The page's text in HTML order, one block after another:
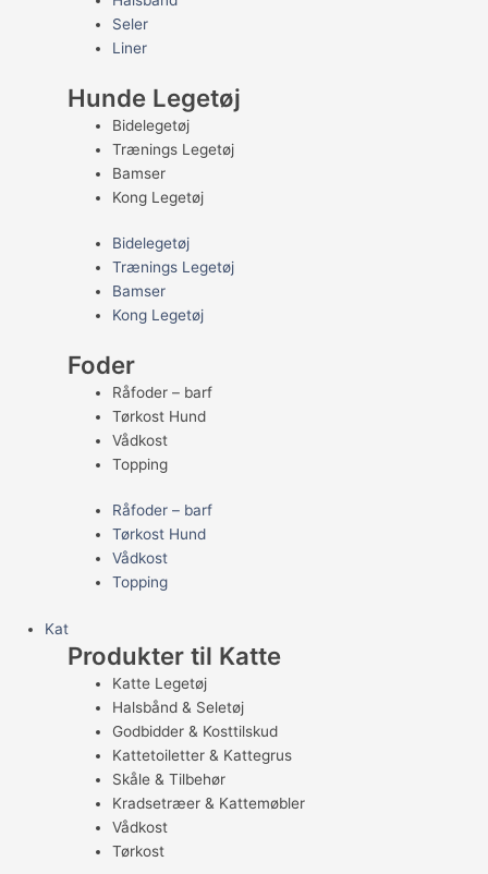
Seler
Liner
Hunde Legetøj
Bidelegetøj
Trænings Legetøj
Bamser
Kong Legetøj
Bidelegetøj
Trænings Legetøj
Bamser
Kong Legetøj
Foder
Råfoder – barf
Tørkost Hund
Vådkost
Topping
Råfoder – barf
Tørkost Hund
Vådkost
Topping
Kat
Produkter til Katte
Katte Legetøj
Halsbånd & Seletøj
Godbidder & Kosttilskud
Kattetoiletter & Kattegrus
Skåle & Tilbehør
Kradsetræer & Kattemøbler
Vådkost
Tørkost